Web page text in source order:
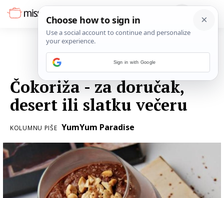
Čokoriža - za doručak,
desert ili slatku večeru
KOLUMNU PIŠE YumYum Paradise
Sign in with Google